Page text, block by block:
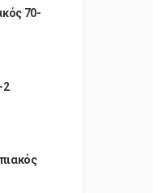
70-
2